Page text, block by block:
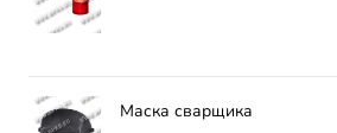
Маска сварщика